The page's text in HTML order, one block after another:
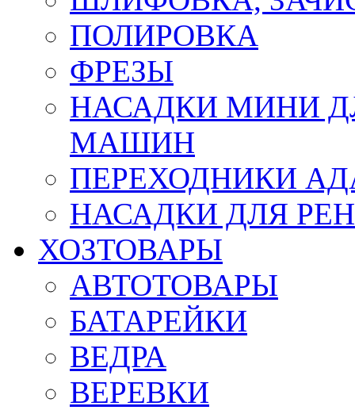
ПОЛИРОВКА
ФРЕЗЫ
НАСАДКИ МИНИ
МАШИН
ПЕРЕХОДНИКИ
НАСАДКИ ДЛЯ
ХОЗТОВАРЫ
АВТОТОВАРЫ
БАТАРЕЙКИ
ВЕДРА
ВЕРЕВКИ